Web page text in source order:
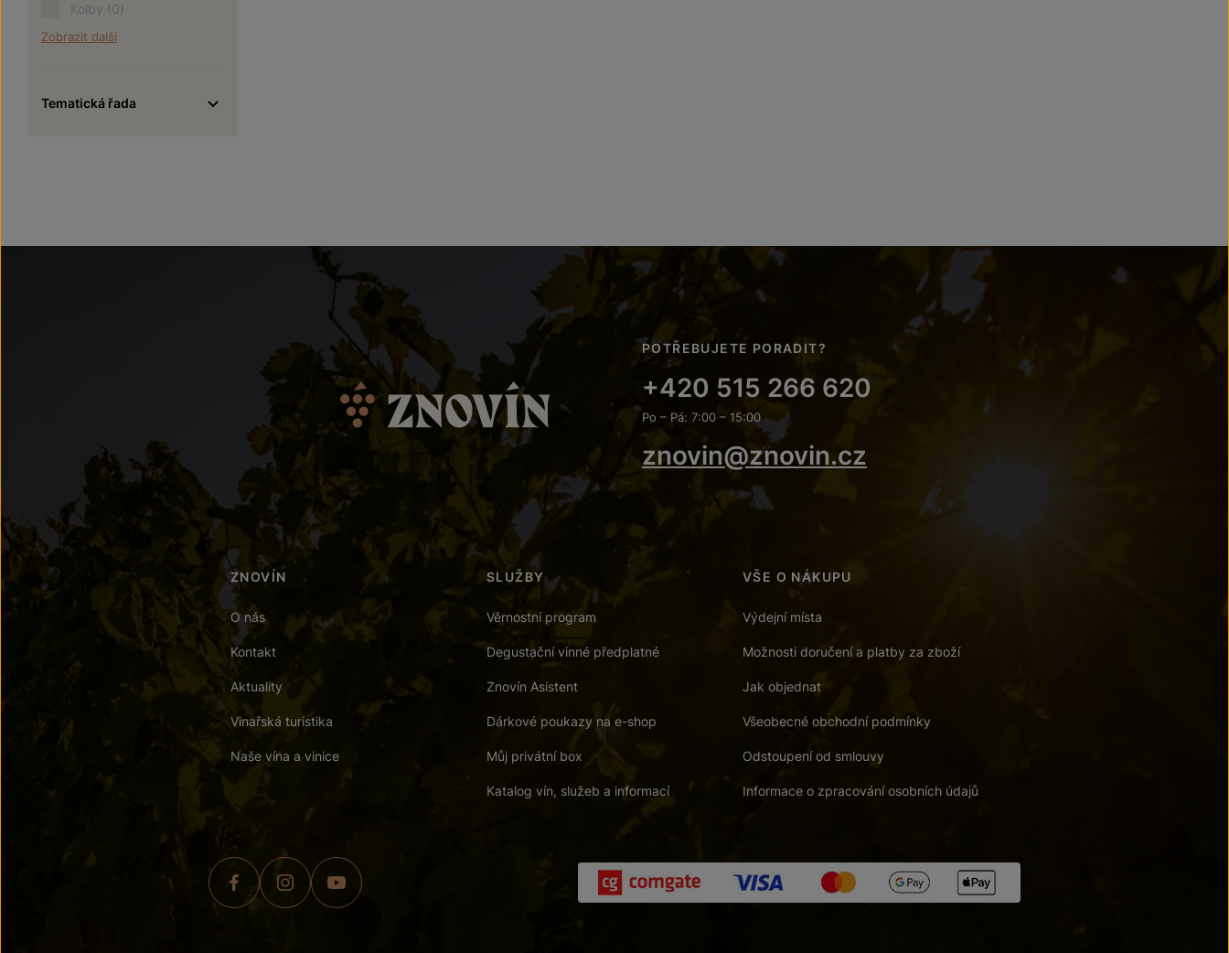
Kolby (0)
Zobrazit další
Tematická řada
POTŘEBUJETE PORADIT?
+420 515 266 620
Po – Pá: 7:00 – 15:00
znovin@znovin.cz
ZNOVÍN
O nás
Kontakt
Aktuality
Vinařská turistika
Naše vína a vinice
SLUŽBY
Věrnostní program
Degustační vinné předplatné
Znovín Asistent
Dárkové poukazy na e-shop
Můj privátní box
Katalog vín, služeb a informací
VŠE O NÁKUPU
Výdejní místa
Možnosti doručení a platby za zboží
Jak objednat
Všeobecné obchodní podmínky
Odstoupení od smlouvy
Informace o zpracování osobních údajů